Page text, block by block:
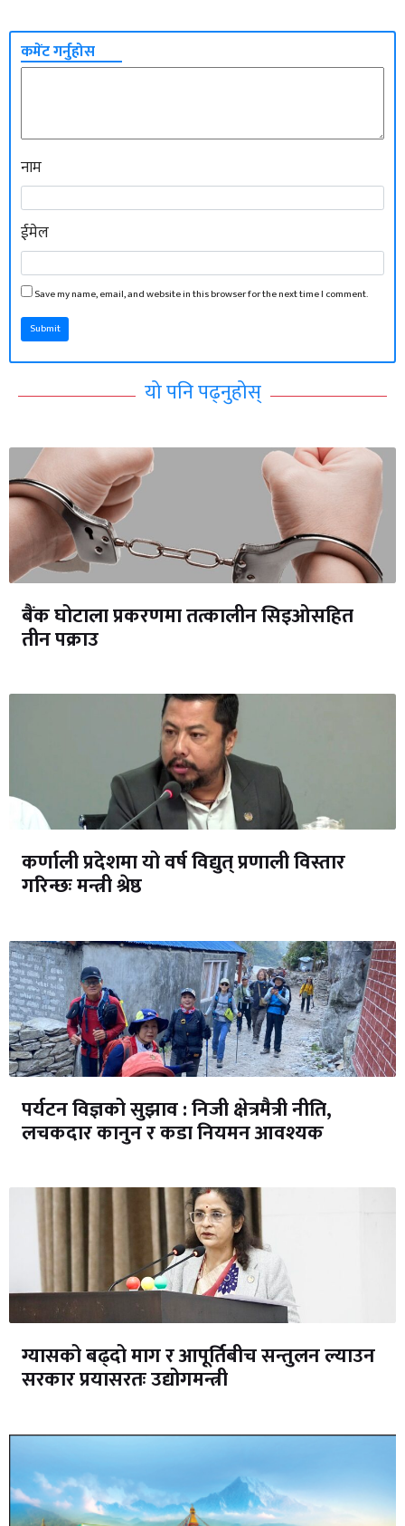
कमेंट गर्नुहोस
नाम
ईमेल
Save my name, email, and website in this browser for the next time I comment.
Submit
यो पनि पढ्नुहोस्
बैंक घोटाला प्रकरणमा तत्कालीन सिइओसहित
तीन पक्राउ
कर्णाली प्रदेशमा यो वर्ष विद्युत् प्रणाली विस्तार
गरिन्छः मन्त्री श्रेष्ठ
पर्यटन विज्ञको सुझाव : निजी क्षेत्रमैत्री नीति,
लचकदार कानुन र कडा नियमन आवश्यक
ग्यासको बढ्दो माग र आपूर्तिबीच सन्तुलन ल्याउन
सरकार प्रयासरतः उद्योगमन्त्री